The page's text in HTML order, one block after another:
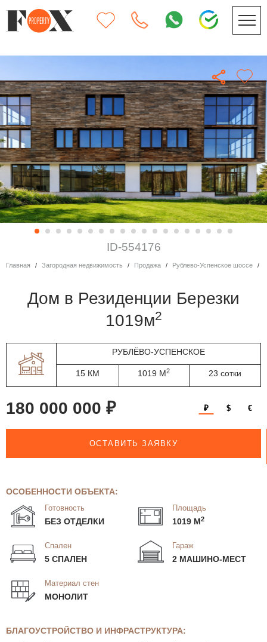
ID-554176
Главная Загородная недвижимость Продажа Рублево-Успенское шоссе
дом в Резиденции Березки
1019м2
РУБЛЁВО-УСПЕНСКОЕ
15 КМ 1019 М2 23 сотки
180 000 000 ₽ ₽ $ €
ОСТАВИТЬ ЗАЯВКУ
ОСОБЕННОСТИ ОБЪЕКТА:
Готовность
БЕЗ ОТДЕЛКИ
Площадь
1019 М2
Спален
5 СПАЛЕН
Гараж
2 МАШИНО-МЕСТ
Материал стен
МОНОЛИТ
БЛАГОУСТРОЙСТВО И ИНФРАСТРУКТУРА: